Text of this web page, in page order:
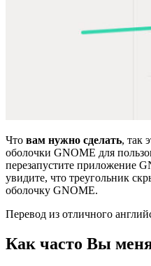
Что вам нужно сделать, так
оболочки GNOME для
перезапустите приложение
увидите, что треугольник
оболочку GNOME.
Перевод из отличного
Как часто Вы